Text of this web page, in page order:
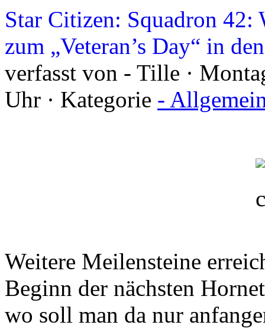
Star Citizen: Squadron 42:
zum „Veteran’s Day“ in
verfasst von - Tille ·
Uhr · Kategorie -
Weitere Meilensteine
Beginn der nächsten
wo soll man da nur